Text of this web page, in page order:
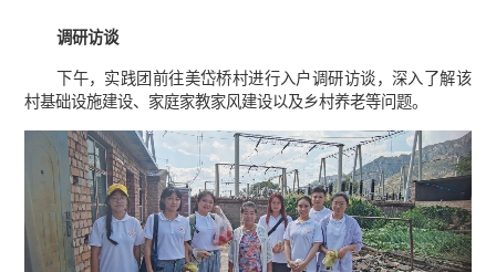
调研访谈
下午，实践团前往美岱桥村进行入户调研访谈，深入了解该
村基础设施建设、家庭家教家风建设以及乡村养老等问题。